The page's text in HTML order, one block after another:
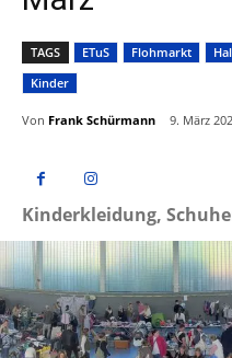
TAGS ETuS Flohmarkt
Kinder
Von Frank Schürmann 9. März
Kinderkleidung,